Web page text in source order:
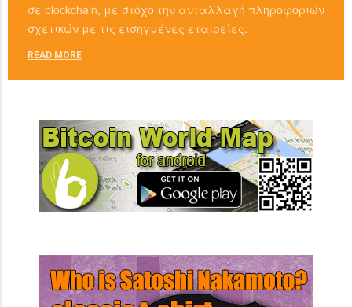
σε blockchain, με στόχο την ανταλλαγή πληροφοριών
σχετικών με τις εισηγμένες εταιρείες.
READ MORE